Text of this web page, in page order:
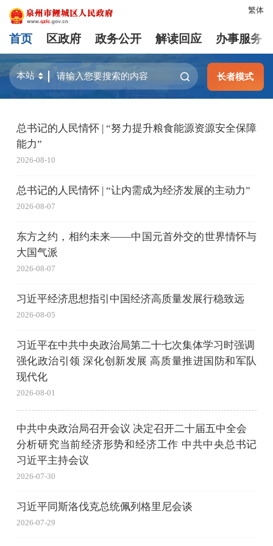
繁体
首页 区政府 政务公开 解读回应 办事服务
长者模式
总书记的人民情怀 | “努力提升粮食能源资源安全保障
能力”
2026-08-10
总书记的人民情怀 | “让内需成为经济发展的主动力”
2026-08-07
东方之约，相约未来——中国元首外交的世界情怀与
大国气派
2026-08-07
习近平经济思想指引中国经济高质量发展行稳致远
2026-08-05
习近平在中共中央政治局第二十七次集体学习时强调
强化政治引领 深化创新发展 高质量推进国防和军队
现代化
2026-08-01
中共中央政治局召开会议 决定召开二十届五中全会
分析研究当前经济形势和经济工作 中共中央总书记
习近平主持会议
2026-07-30
习近平同斯洛伐克总统佩列格里尼会谈
2026-07-29